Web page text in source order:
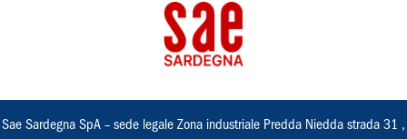
Sae Sardegna SpA – sede legale Zona industriale Predda Niedda strada 31 ,